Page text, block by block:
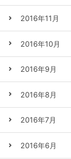
2016年11月
2016年10月
2016年9月
2016年8月
2016年7月
2016年6月